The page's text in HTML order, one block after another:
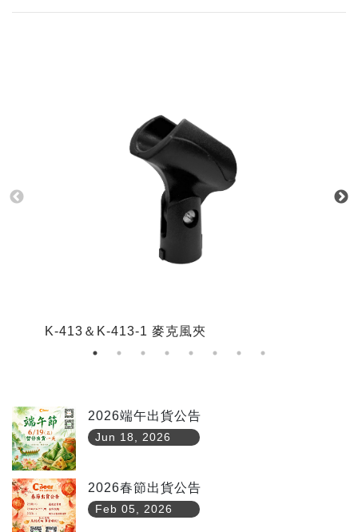
K-413＆K-413-1 麥克風夾
2026端午出貨公告
Jun 18, 2026
2026春節出貨公告
Feb 05, 2026